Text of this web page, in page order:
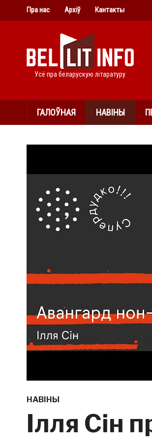
Пра нас Архіў Кантакты
Усё пра беларускую літаратуру
ГАЛОЎНАЯ НАВІНЫ
НАВІНЫ
Ілля Сін